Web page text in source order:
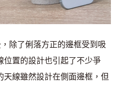
除了俐落方正的邊框受到吸
置的設計也引起了不少爭
線雖然設計在側面邊框，但